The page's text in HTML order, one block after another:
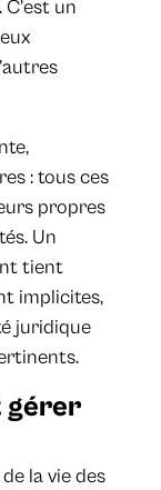
un
: tous ces
propres
Un
tient
implicites,
juridique
gérer
la vie des